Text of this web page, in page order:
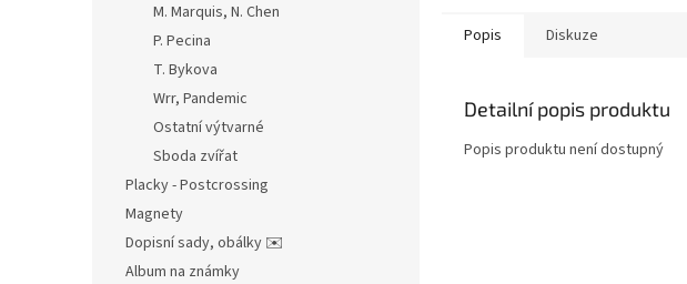
M. Marquis, N. Chen
P. Pecina
T. Bykova
Wrr, Pandemic
Ostatní výtvarné
Sboda zvířat
Placky - Postcrossing
Magnety
Dopisní sady, obálky ✉️
Album na známky
Popis Diskuze
Detailní popis produktu
Popis produktu není dostupný